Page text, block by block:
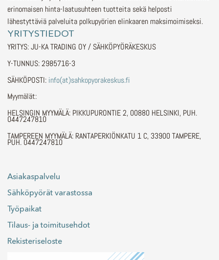
erinomaisen hinta-laatusuhteen tuotteita sekä helposti
lähestyttäviä palveluita polkupyörien elinkaaren maksimoimiseksi.
YRITYSTIEDOT
YRITYS: JU-KA TRADING OY / SÄHKÖPYÖRÄKESKUS
Y-TUNNUS: 2985716-3
SÄHKÖPOSTI: info(at)sahkopyorakeskus.fi
Myymälät:
HELSINGIN MYYMÄLÄ: PIKKUPURONTIE 2, 00880 HELSINKI, PUH.
0447247810
TAMPEREEN MYYMÄLÄ: RANTAPERKIÖNKATU 1 C, 33900 TAMPERE,
PUH. 0447247810
Asiakaspalvelu
Sähköpyörät varastossa
Työpaikat
Tilaus- ja toimitusehdot
Rekisteriseloste